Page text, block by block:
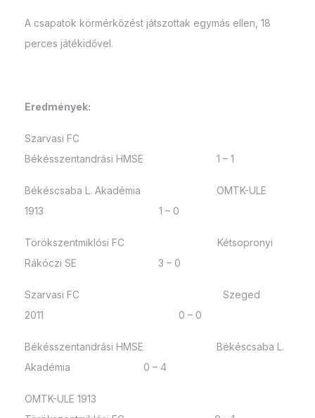
A csapatok körmérkőzést játszottak egymás ellen, 18
perces játékidővel.
Eredmények:
Szarvasi FC
Békésszentandrási HMSE 1 – 1
Békéscsaba L. Akadémia OMTK-ULE
1913 1 – 0
Törökszentmiklósi FC Kétsopronyi
Rákóczi SE 3 – 0
Szarvasi FC Szeged
2011 0 – 0
Békésszentandrási HMSE Békéscsaba L.
Akadémia 0 – 4
OMTK-ULE 1913